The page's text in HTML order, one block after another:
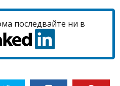
последвайте ни в